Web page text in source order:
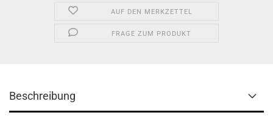
AUF DEN MERKZETTEL
FRAGE ZUM PRODUKT
Beschreibung